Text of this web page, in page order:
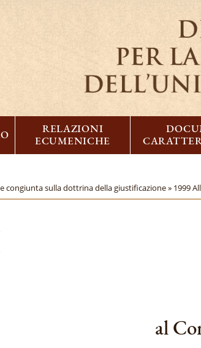
RELAZIONI
ECUMENICHE
congiunta sulla dottrina della giustificazione » 1999
al